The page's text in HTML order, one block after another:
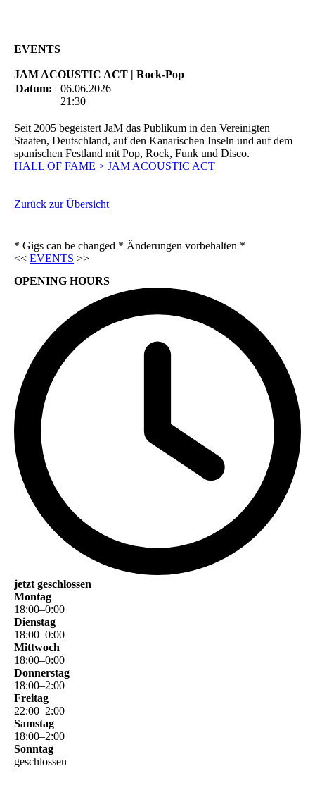
EVENTS
JAM ACOUSTIC ACT | Rock-Pop
Datum:
06.06.2026
21:30
Seit 2005 begeistert JaM das Publikum in den Vereinigten
Staaten, Deutschland, auf den Kanarischen Inseln und auf dem
spanischen Festland mit Pop, Rock, Funk und Disco.
HALL OF FAME > JAM ACOUSTIC ACT
Zurück zur Übersicht
* Gigs can be changed * Änderungen vorbehalten *
<< EVENTS >>
OPENING HOURS
jetzt geschlossen
Montag
18:00–0:00
Dienstag
18:00–0:00
Mittwoch
18:00–0:00
Donnerstag
18:00–2:00
Freitag
22:00–2:00
Samstag
18:00–2:00
Sonntag
geschlossen